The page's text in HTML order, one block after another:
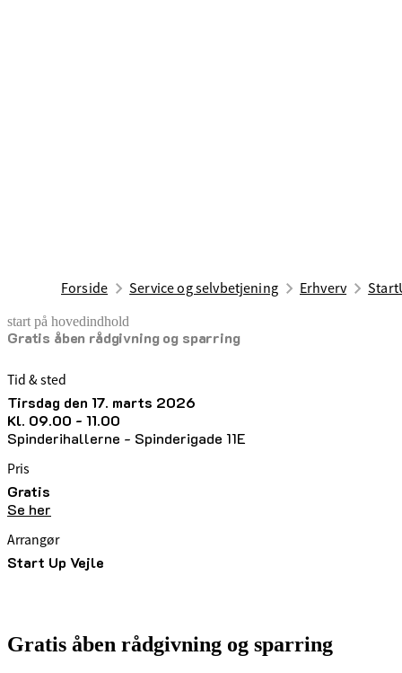
Forside Service og selvbetjening Erhverv
start på hovedindhold
Gratis åben rådgivning og sparring
senest opdateret 1. maj 2026
Tid & sted
tirsdag den 17. marts 2026
kl. 09.00 - 11.00
Spinderihallerne - Spinderigade 11E
Pris
Gratis
Se her
Arrangør
Start Up Vejle
Gratis åben rådgivning og sparring